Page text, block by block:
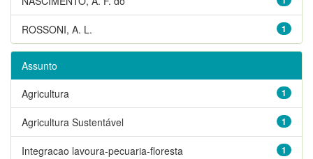
1
ROSSONI, A. L.
Assunto
1
Agricultura
1
Agricultura Sustentável
1
Integracao lavoura-pecuaria-floresta